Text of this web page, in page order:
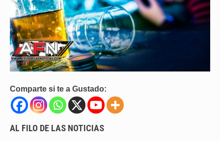
Comparte si te a Gustado:
AL FILO DE LAS NOTICIAS